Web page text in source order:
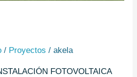
/ Proyectos /akela
FOTOVOLTAICA